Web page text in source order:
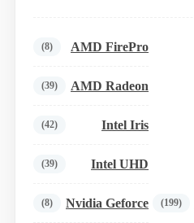
(199)
AMD FirePro
(8)
AMD Radeon
(39)
Intel Iris
(42)
Intel UHD
(39)
Nvidia Geforce
(8)